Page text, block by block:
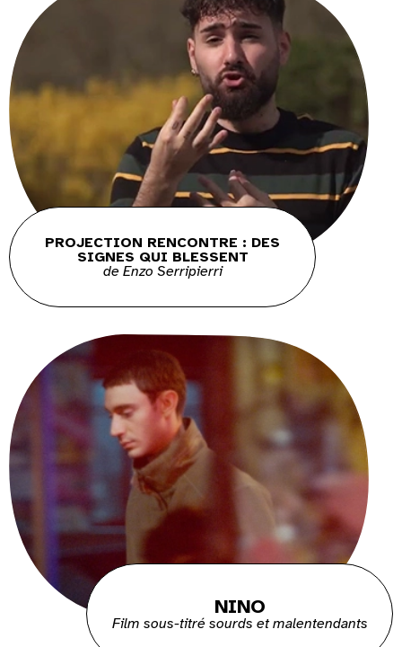
PROJECTION RENCONTRE : DES
SIGNES QUI BLESSENT
de Enzo Serripierri
NINO
Film sous-titré sourds et malentendants